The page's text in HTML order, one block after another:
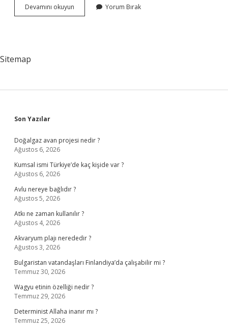
Devamını okuyun
1
Yorum Bırak
Sitemap
Sidebar
Son Yazılar
Doğalgaz avan projesi nedir ?
Ağustos 6, 2026
Kumsal ismi Türkiye’de kaç kişide var ?
Ağustos 6, 2026
Avlu nereye bağlıdır ?
Ağustos 5, 2026
Atkı ne zaman kullanılır ?
Ağustos 4, 2026
Akvaryum plajı nerededir ?
Ağustos 3, 2026
Bulgaristan vatandaşları Finlandiya’da çalışabilir mi ?
Temmuz 30, 2026
Wagyu etinin özelliği nedir ?
Temmuz 29, 2026
Determinist Allaha inanır mı ?
Temmuz 25, 2026